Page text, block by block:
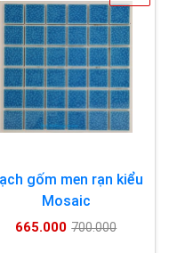
gốm men rạn kiểu
Mosaic
665.000 700.000